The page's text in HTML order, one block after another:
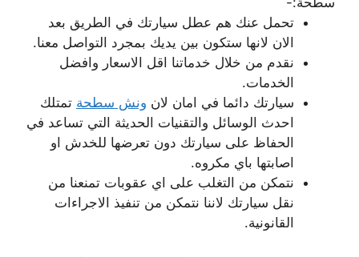
تحمل عنك هم عطل سيارتك في الطريق بعد
الان لانها ستكون بين يديك بمجرد التواصل معنا.
نقدم من خلال خدماتنا اقل الاسعار وافضل
الخدمات.
سيارتك دائما في امان لان ونش سطحة تمتلك
احدث الوسائل والتقنيات الحديثة التي تساعد في
الحفاظ على سيارتك دون تعرضها للخدش او
اصابتها باي مكروه.
نتمكن من التغلب على اي عقوبات تمنعنا من
نقل سيارتك لاننا نتمكن من تنفيذ الاجراءات
القانونية.